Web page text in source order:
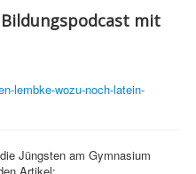
mit
lembke-wozu-noch-latein-
Jüngsten am Gymnasium
Artikel: